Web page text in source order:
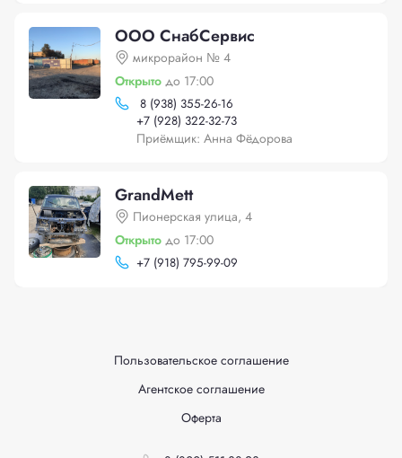
ООО СнабСервис
микрорайон № 4
Открыто до 17:00
8 (938) 355-26-16
+7 (928) 322-32-73
Приёмщик: Анна Фёдорова
GrandMett
Пионерская улица, 4
Открыто до 17:00
+7 (918) 795-99-09
Пользовательское соглашение
Агентское соглашение
Оферта